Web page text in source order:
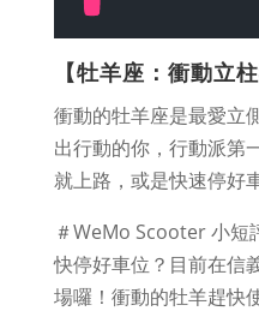
【牡羊座：衝動立
衝動的牡羊座是最愛立
出行動的你，行動派第
就上路，或是快速停好
＃WeMo Scooter 小短
快停好車位？目前在信
場囉！衝動的牡羊趕快